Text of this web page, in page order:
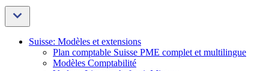
Suisse: Modèles et extensions
Plan comptable Suisse PME complet et multilingue
Modèles Comptabilité